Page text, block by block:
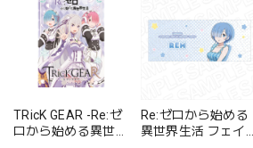
TRicK GEAR -Re:ゼ
ロから始める異世界
Re:ゼロから始める
異世界生活 フェイス